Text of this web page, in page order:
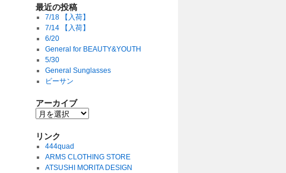
最近の投稿
7/18 【入荷】
7/14 【入荷】
6/20
General for BEAUTY&YOUTH
5/30
General Sunglasses
ビーサン
アーカイブ
リンク
444quad
ARMS CLOTHING STORE
ATSUSHI MORITA DESIGN